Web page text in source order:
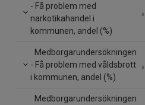
- Få problem med
narkotikahandel i
kommunen, andel (%)
Medborgarundersökningen
- Få problem med våldsbrott
i kommunen, andel (%)
Medborgarundersökningen